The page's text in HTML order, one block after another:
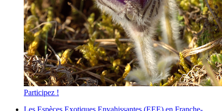
Participez !
Les Espèces Exotiques Envahissantes (EEE) en Franche-